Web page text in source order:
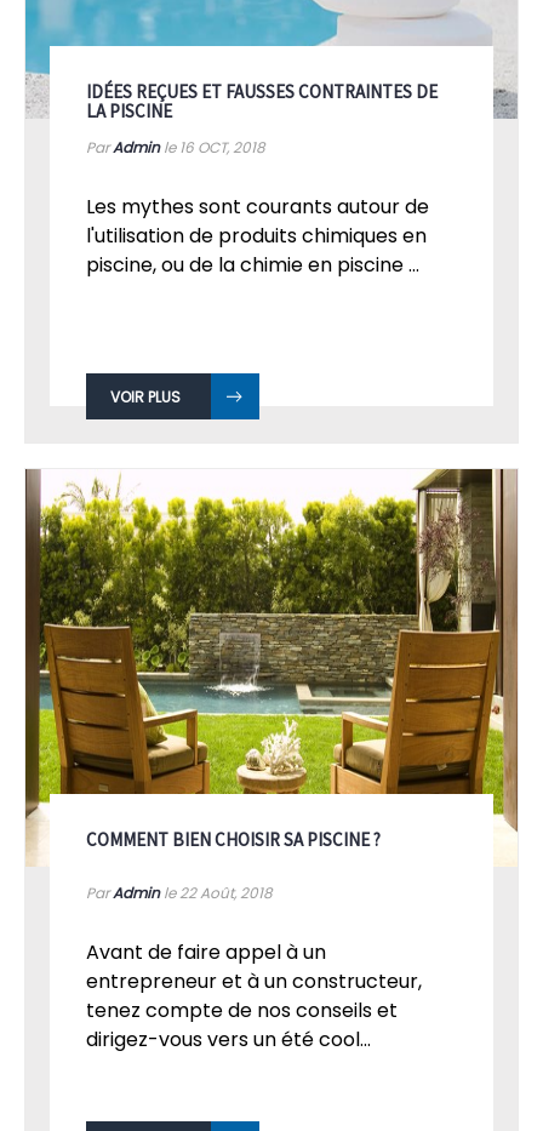
IDÉES REÇUES ET FAUSSES CONTRAINTES DE
LA PISCINE
ParAdminle 16 OCT, 2018
Les mythes sont courants autour de
l'utilisation de produits chimiques en
piscine, ou de la chimie en piscine ...
VOIR PLUS
COMMENT BIEN CHOISIR SA PISCINE ?
ParAdminle 22Août, 2018
Avant de faire appel à un
entrepreneur et à un constructeur,
tenez compte de nos conseils et
dirigez-vous vers un été cool...